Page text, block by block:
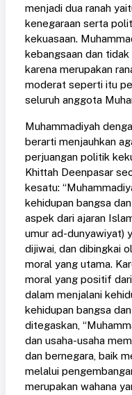
menjadi dua ranah
kenegaraan serta
kekuasaan.
kebangsaan dan
karena merupakan
moderat seperti itu
seluruh anggota
Muhammadiyah
berarti menjauhkan
perjuangan politik
Khittah Deenpasar
kesatu:
kehidupan bangsa
aspek dari ajaran
umur ad-dunyawiyat)
dijiwai, dan dibingkai
moral yang utama.
moral yang positif
dalam menjalani
kehidupan bangsa
ditegaskan,
dan usaha-usaha
dan bernegara, baik
melalui
merupakan wahana